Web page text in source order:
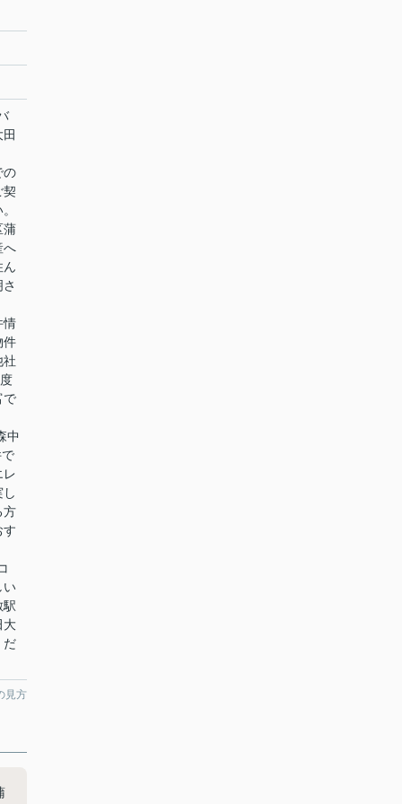
の
契
蒲
へ
ん
情
件
社
で
中
レ
方
す
い
駅
大
だ
見方